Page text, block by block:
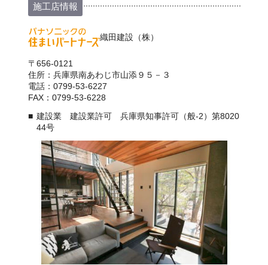
施工店情報
織田建設（株）
〒656-0121
住所：兵庫県南あわじ市山添９５－３
電話：0799-53-6227
FAX：0799-53-6228
建設業 建設業許可 兵庫県知事許可（般-2）第8020
44号